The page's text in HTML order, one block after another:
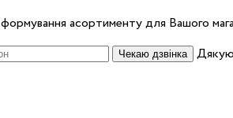
асортименту для Вашого
Чекаю дзвінка